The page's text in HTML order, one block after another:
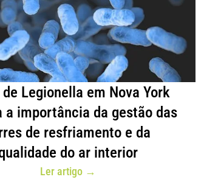
Legionella em Nova York
a importância da gestão das
de resfriamento e da
do ar interior
Ler artigo →